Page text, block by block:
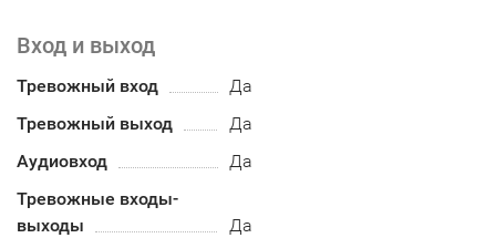
Вход и выход
Тревожный вход
Да
Тревожный выход
Да
Аудиовход
Да
Тревожные входы-
выходы
Да